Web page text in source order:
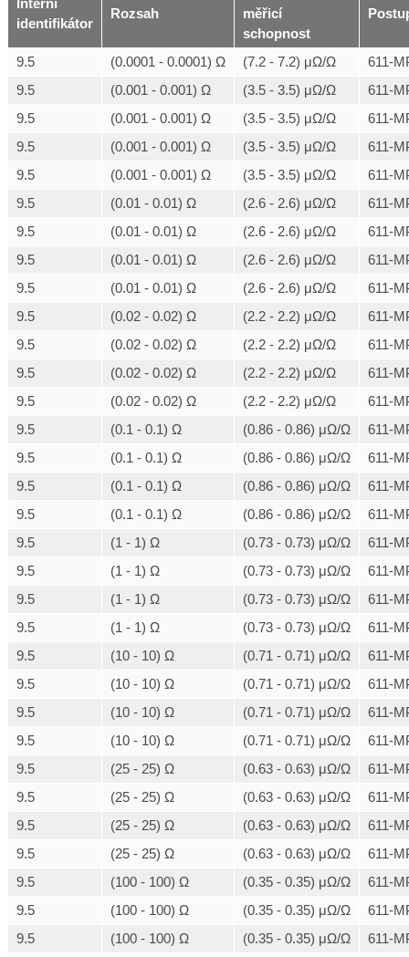
Interní
identifikátor
Rozsah
měřicí
schopnost
9.5 (0.0001 - 0.0001) Ω (7.2 - 7.2) μΩ/Ω
611-
9.5
(0.001 - 0.001) Ω (3.5 - 3.5) μΩ/Ω
611-
9.5
(0.001 - 0.001) Ω (3.5 - 3.5) μΩ/Ω
611-
9.5
(0.001 - 0.001) Ω (3.5 - 3.5) μΩ/Ω
611-
9.5
(0.001 - 0.001) Ω (3.5 - 3.5) μΩ/Ω
611-
9.5
(0.01 - 0.01) Ω (2.6 - 2.6) μΩ/Ω
611-
9.5
(0.01 - 0.01) Ω (2.6 - 2.6) μΩ/Ω
611-
9.5
(0.01 - 0.01) Ω (2.6 - 2.6) μΩ/Ω
611-
9.5
(0.01 - 0.01) Ω (2.6 - 2.6) μΩ/Ω
611-
9.5
(0.02 - 0.02) Ω (2.2 - 2.2) μΩ/Ω
611-
9.5
(0.02 - 0.02) Ω (2.2 - 2.2) μΩ/Ω
611-
9.5
(0.02 - 0.02) Ω (2.2 - 2.2) μΩ/Ω
611-
9.5
(0.02 - 0.02) Ω (2.2 - 2.2) μΩ/Ω
611-
9.5
(0.1 - 0.1) Ω (0.86 - 0.86) μΩ/Ω
611-
9.5
(0.1 - 0.1) Ω (0.86 - 0.86) μΩ/Ω
611-
9.5
(0.1 - 0.1) Ω (0.86 - 0.86) μΩ/Ω
611-
9.5
(0.1 - 0.1) Ω (0.86 - 0.86) μΩ/Ω
611-
9.5
(1 - 1) Ω (0.73 - 0.73) μΩ/Ω
611-
9.5
(1 - 1) Ω (0.73 - 0.73) μΩ/Ω
611-
9.5
(1 - 1) Ω (0.73 - 0.73) μΩ/Ω
611-
9.5
(1 - 1) Ω (0.73 - 0.73) μΩ/Ω
611-
9.5
(10 - 10) Ω (0.71 - 0.71) μΩ/Ω
611-
9.5
(10 - 10) Ω (0.71 - 0.71) μΩ/Ω
611-
9.5
(10 - 10) Ω (0.71 - 0.71) μΩ/Ω
611-
9.5
(10 - 10) Ω (0.71 - 0.71) μΩ/Ω
611-
9.5
(25 - 25) Ω (0.63 - 0.63) μΩ/Ω
611-
9.5
(25 - 25) Ω (0.63 - 0.63) μΩ/Ω
611-
9.5
(25 - 25) Ω (0.63 - 0.63) μΩ/Ω
611-
9.5
(25 - 25) Ω (0.63 - 0.63) μΩ/Ω
611-
9.5
(100 - 100) Ω (0.35 - 0.35) μΩ/Ω
611-
9.5
(100 - 100) Ω (0.35 - 0.35) μΩ/Ω
611-
9.5
(100 - 100) Ω (0.35 - 0.35) μΩ/Ω
611-